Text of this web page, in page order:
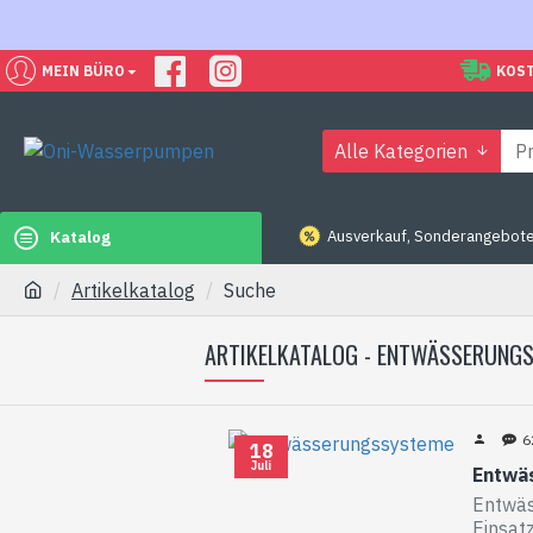
MEIN BÜRO
Alle Kategorien
Katalog Ausverkauf,
Artikelkatalog Suche
ARTIKELKATALOG -
18
Juli